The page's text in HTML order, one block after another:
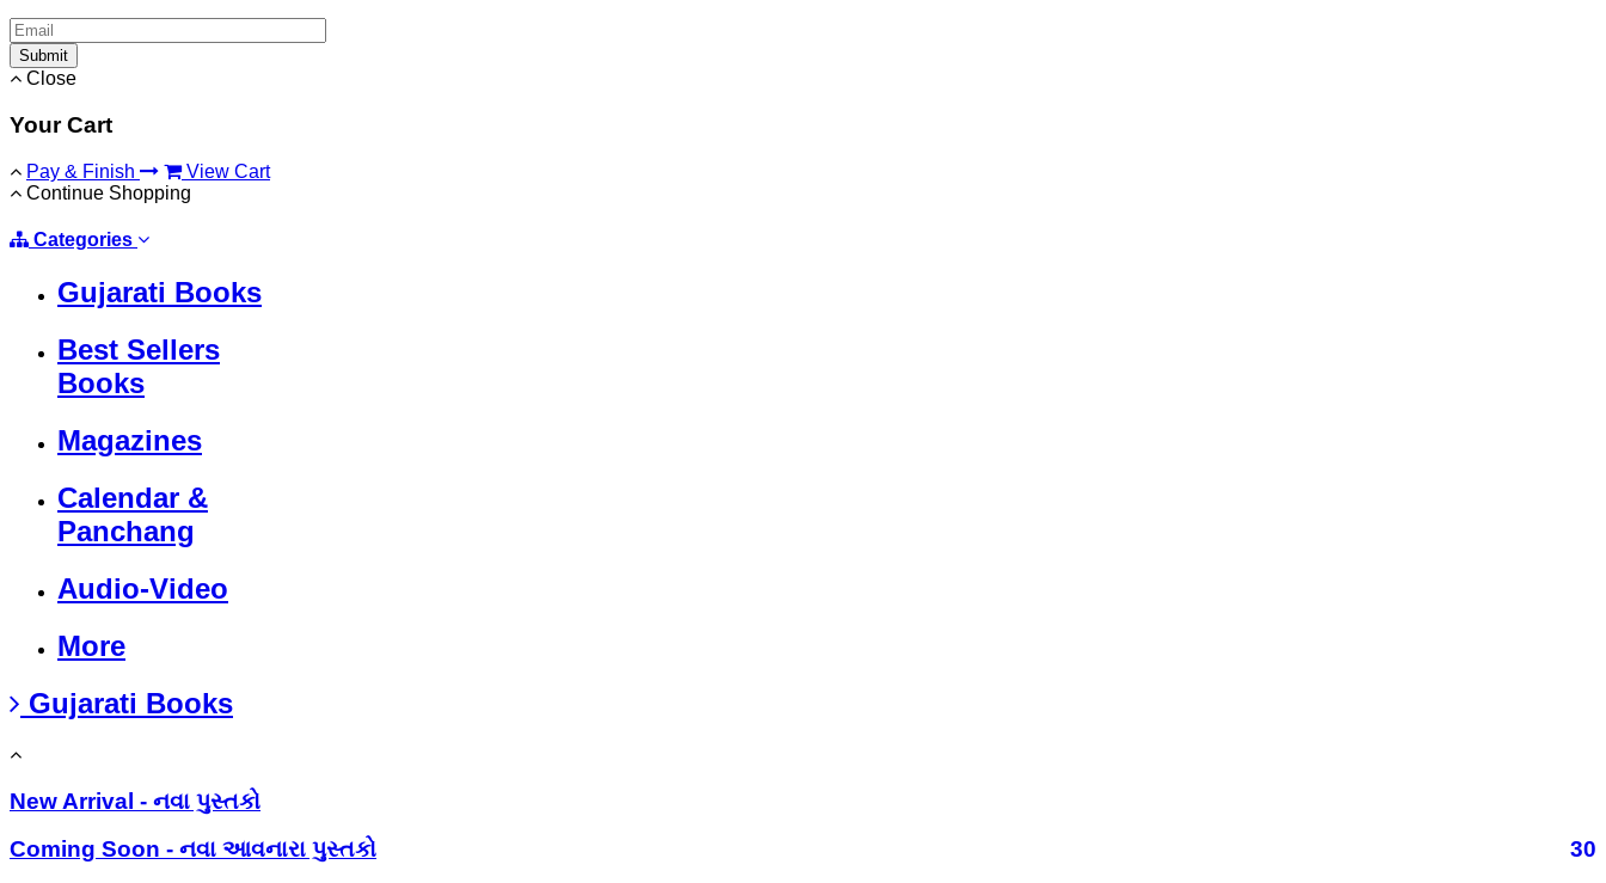
Submit
Close
Your Cart
Pay & Finish
View Cart
Continue Shopping
Categories
Gujarati Books
Best Sellers
Books
Magazines
Calendar &
Panchang
Audio-Video
More
Gujarati Books
New Arrival - નવા પુસ્તકો
Coming Soon - નવા આવનારા પુસ્તકો
30